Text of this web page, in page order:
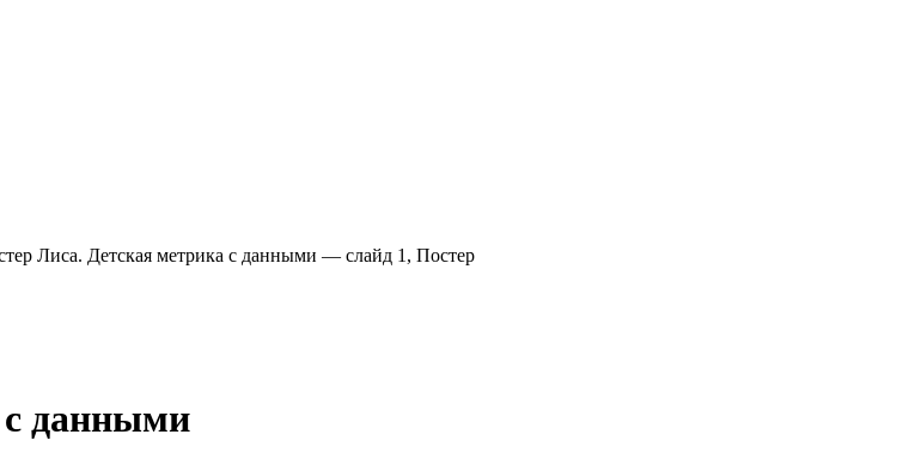
с данными